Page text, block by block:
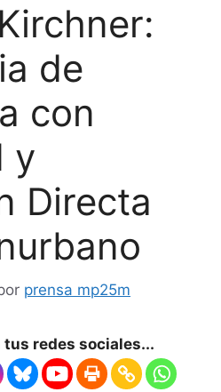
de
con
y
Directa
prensa mp25m
tus redes sociales...